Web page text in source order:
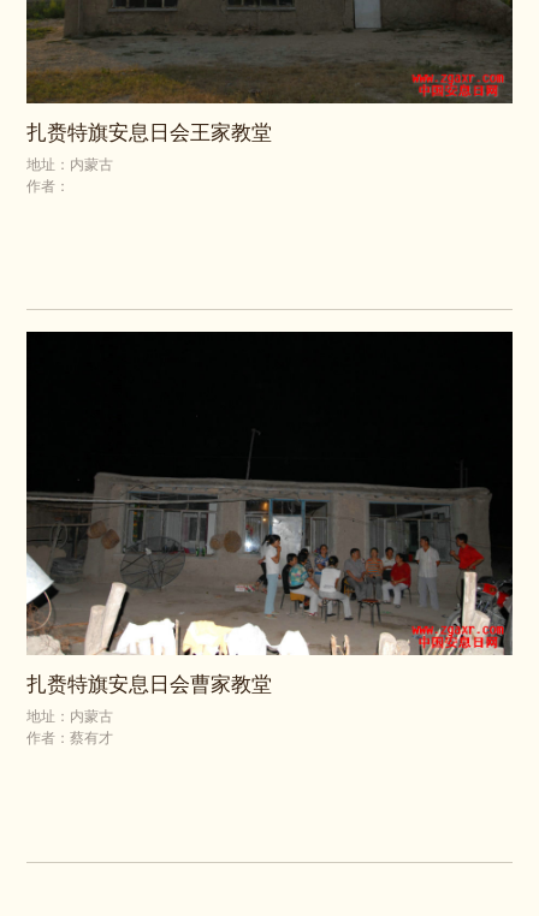
扎赉特旗安息日会王家教堂
地址：内蒙古
作者：
扎赉特旗安息日会曹家教堂
地址：内蒙古
作者：蔡有才